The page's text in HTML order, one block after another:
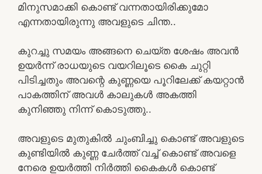
മിനുസമാക്കി കൊണ്ട് വന്നതായിരിക്കുമോ
എന്നതായിരുന്നു അവളുടെ ചിന്ത..
കുറച്ചു സമയം അങ്ങനെ ചെയ്ത ശേഷം അവൻ
ഉയർന്ന് രാധയുടെ വയറിലൂടെ കൈ ചുറ്റി
പിടിച്ചതും അവന്റെ കുണ്ണയെ പൂറിലേക്ക് കയറ്റാൻ
പാകത്തിന് അവൾ കാലുകൾ അകത്തി
കുനിഞ്ഞു നിന്ന് കൊടുത്തു..
അവളുടെ മുതുകിൽ ചുംബിച്ചു കൊണ്ട് അവളുടെ
കുണ്ടിയിൽ കുണ്ണ ചേർത്ത് വച്ച് കൊണ്ട് അവളെ
നേരെ ഉയർത്തി നിർത്തി കൈകൾ കൊണ്ട്